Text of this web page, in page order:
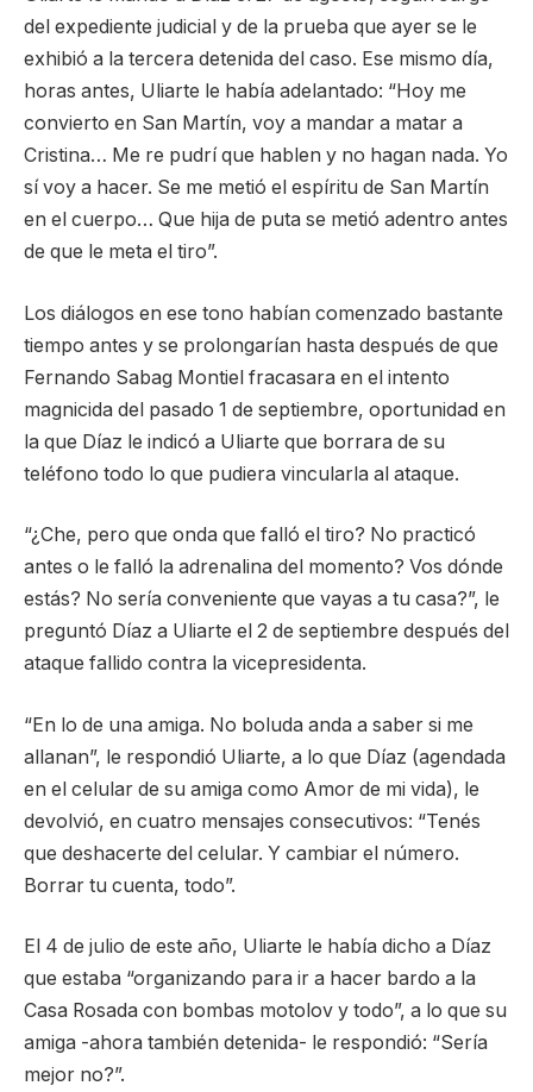
del expediente judicial y de la prueba que ayer se le
exhibió a la tercera detenida del caso. Ese mismo día,
horas antes, Uliarte le había adelantado: “Hoy me
convierto en San Martín, voy a mandar a matar a
Cristina… Me re pudrí que hablen y no hagan nada. Yo
sí voy a hacer. Se me metió el espíritu de San Martín
en el cuerpo… Que hija de puta se metió adentro antes
de que le meta el tiro”.
Los diálogos en ese tono habían comenzado bastante
tiempo antes y se prolongarían hasta después de que
Fernando Sabag Montiel fracasara en el intento
magnicida del pasado 1 de septiembre, oportunidad en
la que Díaz le indicó a Uliarte que borrara de su
teléfono todo lo que pudiera vincularla al ataque.
“¿Che, pero que onda que falló el tiro? No practicó
antes o le falló la adrenalina del momento? Vos dónde
estás? No sería conveniente que vayas a tu casa?”, le
preguntó Díaz a Uliarte el 2 de septiembre después del
ataque fallido contra la vicepresidenta.
“En lo de una amiga. No boluda anda a saber si me
allanan”, le respondió Uliarte, a lo que Díaz (agendada
en el celular de su amiga como Amor de mi vida), le
devolvió, en cuatro mensajes consecutivos: “Tenés
que deshacerte del celular. Y cambiar el número.
Borrar tu cuenta, todo”.
El 4 de julio de este año, Uliarte le había dicho a Díaz
que estaba “organizando para ir a hacer bardo a la
Casa Rosada con bombas motolov y todo”, a lo que su
amiga -ahora también detenida- le respondió: “Sería
mejor no?”.